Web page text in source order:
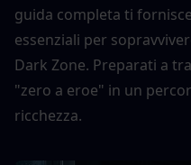
guida completa ti
essenziali per
Dark Zone. Preparati a
"zero a eroe" in un
ricchezza.